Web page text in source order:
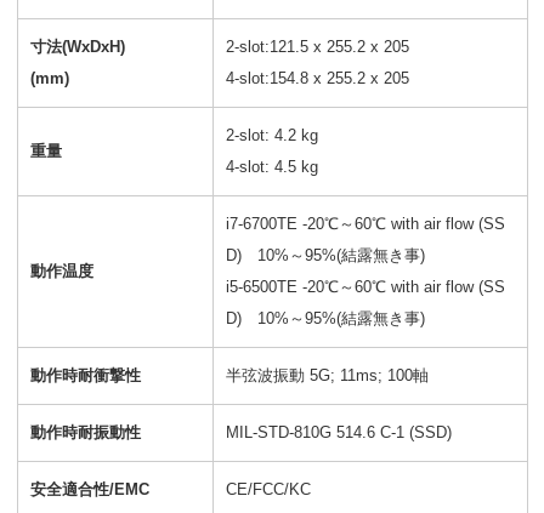
寸法(WxDxH)
(mm)
2-slot:121.5 x 255.2 x 205
4-slot:154.8 x 255.2 x 205
重量
2-slot: 4.2 kg
4-slot: 4.5 kg
動作温度
i7-6700TE -20℃～60℃ with air flow (SS
D) 10%～95%(結露無き事)
i5-6500TE -20℃～60℃ with air flow (SS
D) 10%～95%(結露無き事)
動作時耐衝撃性 半弦波振動 5G; 11ms; 100軸
動作時耐振動性 MIL-STD-810G 514.6 C-1 (SSD)
安全適合性/EMC CE/FCC/KC